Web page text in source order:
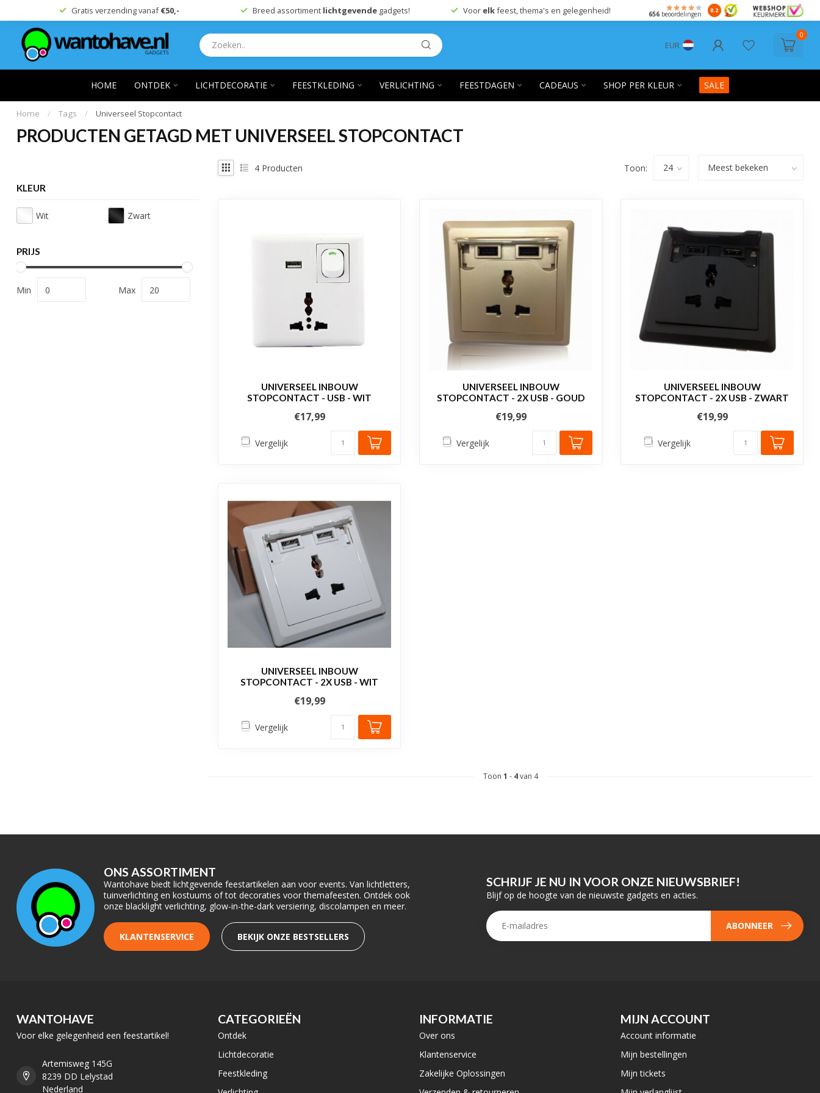
Gratis verzending vanaf€50,- Breed assortiment lichtgevendegadgets! Voor elkfeest, thema's en gelegenheid! 656beoordelingen 8.2
EUR
0
HOME ONTDEK LICHTDECORATIE FEESTKLEDING VERLICHTING FEESTDAGEN CADEAUS SHOP PER KLEUR SALE
Home / Tags / Universeel Stopcontact
PRODUCTEN GETAGD MET UNIVERSEEL STOPCONTACT
KLEUR
Wit Zwart
PRIJS
Min Max
4 Producten Toon:
UNIVERSEEL INBOUW
STOPCONTACT - USB - WIT
€17,99
Vergelijk
UNIVERSEEL INBOUW
STOPCONTACT - 2X USB - GOUD
€19,99
Vergelijk
UNIVERSEEL INBOUW
STOPCONTACT - 2X USB - ZWART
€19,99
Vergelijk
UNIVERSEEL INBOUW
STOPCONTACT - 2X USB - WIT
€19,99
Vergelijk
Toon 1 - 4van 4
ONS ASSORTIMENT
Wantohave biedt lichtgevende feestartikelen aan voor events. Van lichtletters,
tuinverlichting en kostuums of tot decoraties voor themafeesten. Ontdek ook
onze blacklight verlichting, glow-in-the-dark versiering, discolampen en meer.
KLANTENSERVICE BEKIJK ONZE BESTSELLERS
SCHRIJF JE NU IN VOOR ONZE NIEUWSBRIEF!
Blijf op de hoogte van de nieuwste gadgets en acties.
ABONNEER
WANTOHAVE
Voor elke gelegenheid een feestartikel!
Artemisweg 145G
8239 DD Lelystad
Nederland
CATEGORIEËN
Ontdek
Lichtdecoratie
Feestkleding
INFORMATIE
Over ons
Klantenservice
Zakelijke Oplossingen
MIJN ACCOUNT
Account informatie
Mijn bestellingen
Mijn tickets